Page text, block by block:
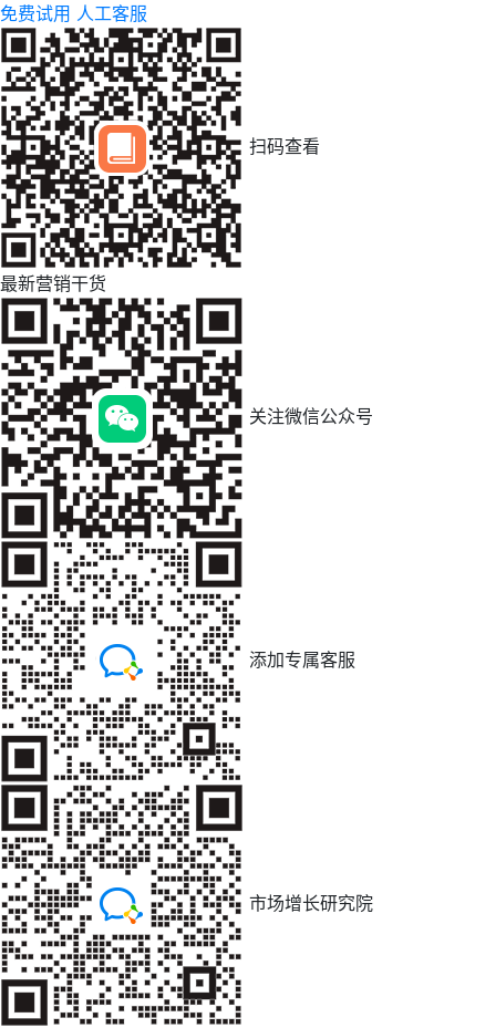
免费试用 人工客服
扫码查看
最新营销干货
关注微信公众号
添加专属客服
市场增长研究院